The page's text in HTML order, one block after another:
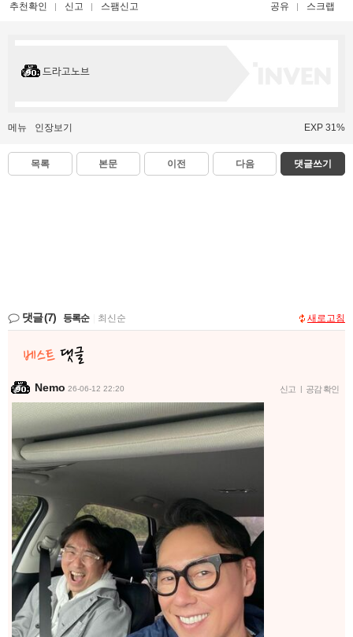
추천확인 신고 스팸신고 공유 스크랩
드라고노브
메뉴 인장보기 EXP 31%
목록 본문 이전 다음 댓글쓰기
댓글(7) 등록순 최신순 새로고침
Nemo 26-06-12 22:20 신고 | 공감 확인